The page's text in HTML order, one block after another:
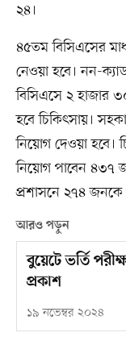
২৪।
৪৫তম বিসিএসের
নেওয়া হবে। নন-
বিসিএসে ২ হাজার
হবে চিকিৎসায়।
নিয়োগ দেওয়া হবে।
নিয়োগ পাবেন ৪৩৭
প্রশাসনে ২৭৪ জনকে
আরও পড়ুন
বুয়েটে ভর্তি
প্রকাশ
১৯ নভেম্বর ২০২৪